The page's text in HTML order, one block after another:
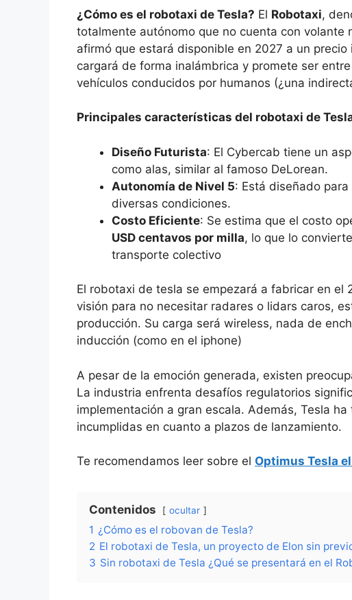
¿Cómo es el robotaxi de Tesla? El Robotaxi,
totalmente autónomo que no cuenta con volante
afirmó que estará disponible en 2027 a un precio
cargará de forma inalámbrica y promete ser entre
vehículos conducidos por humanos (¿una
Principales características del robotaxi de
Diseño Futurista: El Cybercab tiene un
como alas, similar al famoso DeLorean.
Autonomía de Nivel 5: Está diseñado
diversas condiciones.
Costo Eficiente: Se estima que el costo
USD centavos por milla, lo que lo
transporte colectivo
El robotaxi de tesla se empezará a fabricar en
visión para no necesitar radares o lidars caros,
producción. Su carga será wireless, nada de
inducción (como en el iphone)
A pesar de la emoción generada, existen
La industria enfrenta desafíos regulatorios
implementación a gran escala. Además, Tesla
incumplidas en cuanto a plazos de lanzamiento.
Te recomendamos leer sobre el Optimus Tesla
Contenidos ocultar
1 ¿Cómo es el robovan de Tesla?
2 El robotaxi de Tesla, un proyecto de Elon sin
3 Sin robotaxi de Tesla ¿Qué se presentará en el